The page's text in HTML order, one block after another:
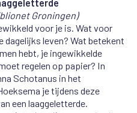
Groningen)
voor je is. Wat voor
leven? Wat betekent
hebt, je ingewikkelde
regelen op papier? In
Schotanus in het
je tijdens deze
een laaggeletterde.